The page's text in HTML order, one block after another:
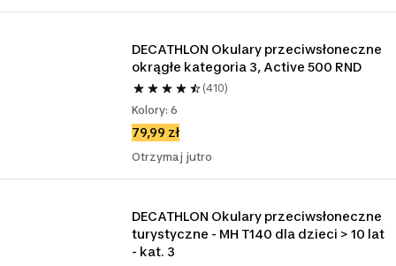
DECATHLON Okulary przeciwsłoneczne
okrągłe kategoria 3, Active 500 RND
(410)
Kolory: 6
79,99 zł
Otrzymaj jutro
DECATHLON Okulary przeciwsłoneczne
turystyczne - MH T140 dla dzieci > 10 lat
- kat. 3